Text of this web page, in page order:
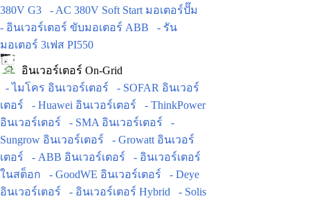
380V G3
- AC 380V Soft Start มอเตอร์ปั๊ม
- อินเวอร์เตอร์ ขับมอเตอร์ ABB
- รัน
มอเตอร์ 3เฟส PI550
อินเวอร์เตอร์ On-Grid
- ไมโคร อินเวอร์เตอร์
- SOFAR อินเวอร์
เตอร์
- Huawei อินเวอร์เตอร์
- ThinkPower
อินเวอร์เตอร์
- SMA อินเวอร์เตอร์
-
Sungrow อินเวอร์เตอร์
- Growatt อินเวอร์
เตอร์
- ABB อินเวอร์เตอร์
- อินเวอร์เตอร์
ในสต็อก
- GoodWE อินเวอร์เตอร์
- Deye
อินเวอร์เตอร์
- อินเวอร์เตอร์ Hybrid
- Solis